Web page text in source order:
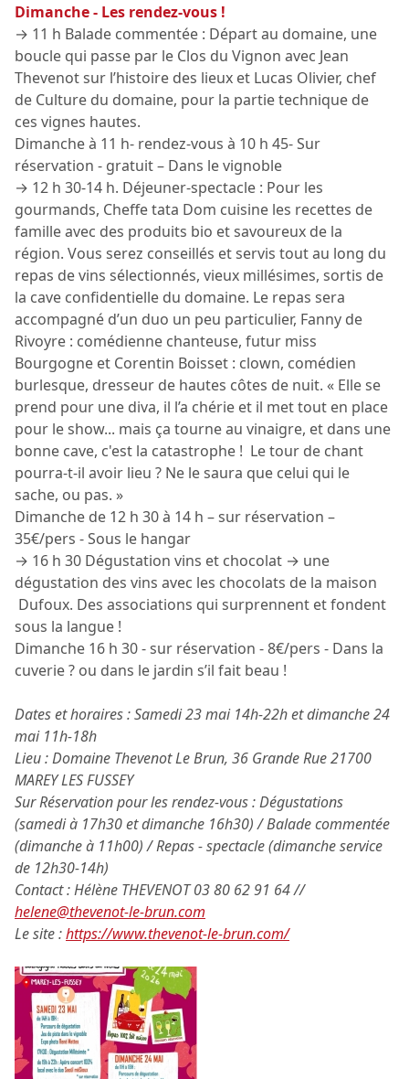
Dimanche - Les rendez-vous !
→ 11 h Balade commentée : Départ au domaine, une
boucle qui passe par le Clos du Vignon avec Jean
Thevenot sur l’histoire des lieux et Lucas Olivier, chef
de Culture du domaine, pour la partie technique de
ces vignes hautes.
Dimanche à 11 h- rendez-vous à 10 h 45- Sur
réservation - gratuit – Dans le vignoble
→ 12 h 30-14 h. Déjeuner-spectacle : Pour les
gourmands, Cheffe tata Dom cuisine les recettes de
famille avec des produits bio et savoureux de la
région. Vous serez conseillés et servis tout au long du
repas de vins sélectionnés, vieux millésimes, sortis de
la cave confidentielle du domaine. Le repas sera
accompagné d’un duo un peu particulier, Fanny de
Rivoyre : comédienne chanteuse, futur miss
Bourgogne et Corentin Boisset : clown, comédien
burlesque, dresseur de hautes côtes de nuit. « Elle se
prend pour une diva, il l’a chérie et il met tout en place
pour le show... mais ça tourne au vinaigre, et dans une
bonne cave, c'est la catastrophe ! Le tour de chant
pourra-t-il avoir lieu ? Ne le saura que celui qui le
sache, ou pas. »
Dimanche de 12 h 30 à 14 h – sur réservation –
35€/pers - Sous le hangar
→ 16 h 30 Dégustation vins et chocolat → une
dégustation des vins avec les chocolats de la maison
Dufoux. Des associations qui surprennent et fondent
sous la langue !
Dimanche 16 h 30 - sur réservation - 8€/pers - Dans la
cuverie ? ou dans le jardin s’il fait beau !
Dates et horaires : Samedi 23 mai 14h-22h et dimanche 24
mai 11h-18h
Lieu : Domaine Thevenot Le Brun, 36 Grande Rue 21700
MAREY LES FUSSEY
Sur Réservation pour les rendez-vous : Dégustations
(samedi à 17h30 et dimanche 16h30) / Balade commentée
(dimanche à 11h00) / Repas - spectacle (dimanche service
de 12h30-14h)
Contact : Hélène THEVENOT 03 80 62 91 64 //
helene@thevenot-le-brun.com
Le site :https://www.thevenot-le-brun.com/